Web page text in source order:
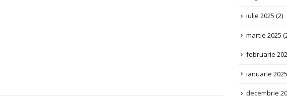
martie 2025(2)
februarie
ianuarie 2025
decembrie
noiembrie